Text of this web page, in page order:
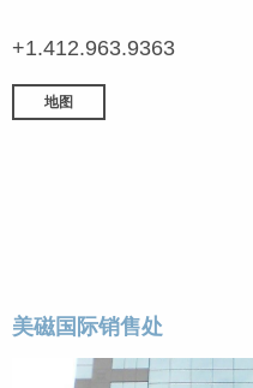
+1.412.963.9363
地图
美磁国际销售处